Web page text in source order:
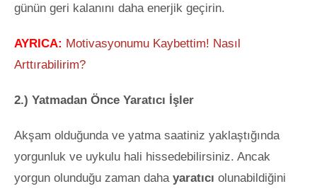
günün geri kalanını daha enerjik geçirin.
AYRICA: Motivasyonumu Kaybettim! Nasıl
Arttırabilirim?
2.) Yatmadan Önce Yaratıcı İşler
Akşam olduğunda ve yatma saatiniz yaklaştığında
yorgunluk ve uykulu hali hissedebilirsiniz. Ancak
yorgun olunduğu zaman daha yaratıcı olunabildiğini